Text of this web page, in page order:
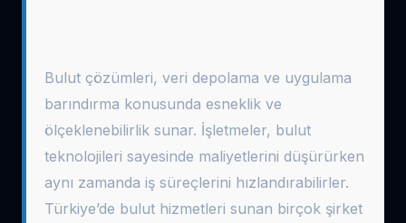
Bulut çözümleri, veri depolama ve uygulama
barındırma konusunda esneklik ve
ölçeklenebilirlik sunar. İşletmeler, bulut
teknolojileri sayesinde maliyetlerini düşürürken
aynı zamanda iş süreçlerini hızlandırabilirler.
Türkiye’de bulut hizmetleri sunan birçok şirket